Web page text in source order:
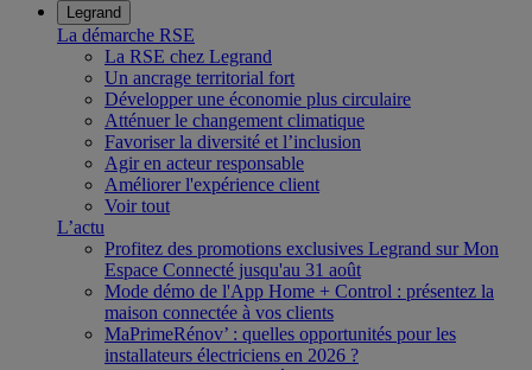
Legrand
La démarche RSE
La RSE chez Legrand
Un ancrage territorial fort
Développer une économie plus circulaire
Atténuer le changement climatique
Favoriser la diversité et l’inclusion
Agir en acteur responsable
Améliorer l'expérience client
Voir tout
L’actu
Profitez des promotions exclusives Legrand sur Mon
Espace Connecté jusqu'au 31 août
Mode démo de l'App Home + Control : présentez la
maison connectée à vos clients
MaPrimeRénov’ : quelles opportunités pour les
installateurs électriciens en 2026 ?